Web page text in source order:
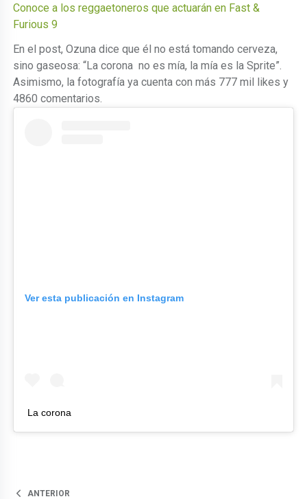
Conoce a los reggaetoneros que actuarán en Fast &
Furious 9
En el post, Ozuna dice que él no está tomando cerveza,
sino gaseosa: “La corona no es mía, la mía es la Sprite”.
Asimismo, la fotografía ya cuenta con más 777 mil likes y
4860 comentarios.
Ver esta publicación en Instagram
La corona
ANTERIOR